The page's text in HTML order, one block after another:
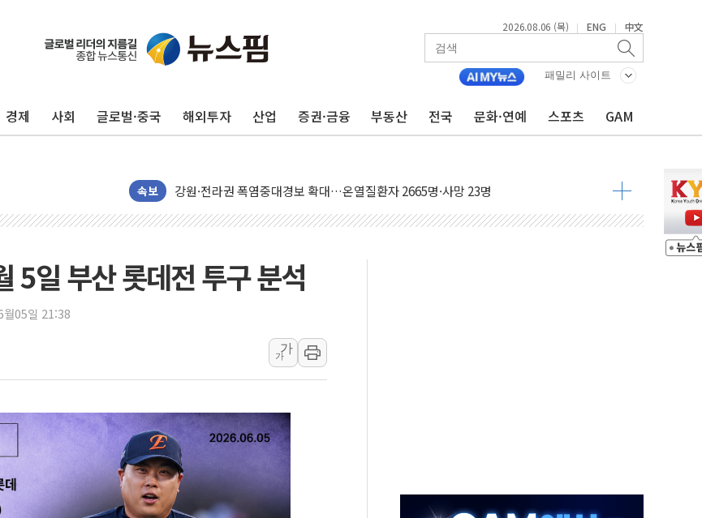
2026.08.06 (목) | ENG | 中文
패밀리 사이트
경제 사회 글로벌·중국 해외투자 산업 증권·금융 부동산 전국 문화·연예 스포츠 GAM
속보
구미 폐염산처리업체서 불 2시간30여분만에 진화...외국인 노동자 숨져
강원도 폭염특보 11일째…온열질환·가축 피해 최소화 '총력 대응'
[코인 시황] 비트코인, ETF 자금 유입에도 박스권…美 암호화폐 법안 처리 여부도 변수
강원·전라권 폭염중대경보 확대…온열질환자 2665명·사망 23명
빚투·레버리지 줄었지만, 반도체 두 종목에 코스피 '휘청'
[2보] 북한, 원산서 동해상 단거리 탄도미사일 발사
종로·중구 오피스 78%가 준공 10년 이상…리뉴얼이 경쟁력 가른다
성폭력 피해자 보호단체, 경찰수사개혁위에 보완수사권 폐지 우려 전달
우크라, 러 탄도미사일 공격에 속수무책… 패트리엇 미사일 지원, 작년의 3분의 1
"5.18은 북한 지령" 설교한 목사 불구속 송치
[내일날씨] 절기상 '입추'에 폭염 절정…서울 한낮 39도
제천 바이오밸리 공장 옥상서 불…30여분 만에 진화
개혁신당 "민주, '盧 수사' 악연으로 형사사법 틀 바꿔…국민 불안감 가중"
CJ온스타일, 2분기 영업익 260억원…전년 比 21.2%↑
5일 부산 롯데전 투구 분석
월05일 21:38
가
가